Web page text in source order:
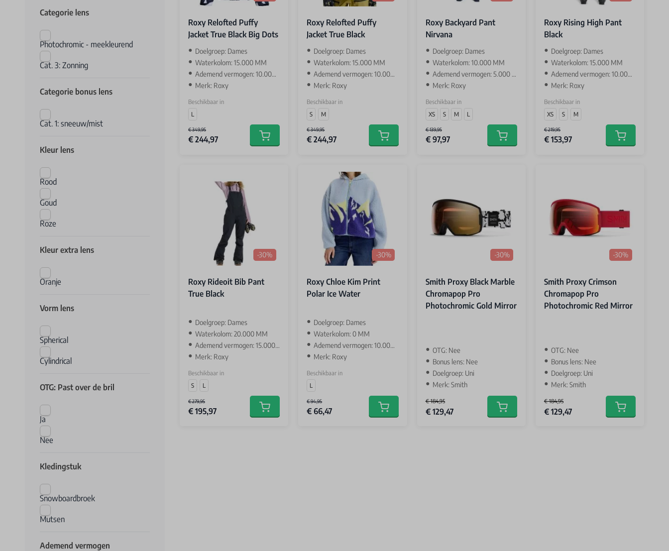
Categorie lens
Photochromic - meekleurend
Cat. 3: Zonning
Categorie bonus lens
Cat. 1: sneeuw/mist
Kleur lens
Rood
Goud
Roze
Kleur extra lens
Oranje
Vorm lens
Spherical
Cylindrical
OTG: Past over de bril
Ja
Nee
Kledingstuk
Snowboardbroek
Mutsen
Ademend vermogen
Roxy Relofted Puffy
Jacket True Black Big Dots
Doelgroep: Dames
Waterkolom: 15.000 MM
Ademend vermogen: 10.000 GR
Merk: Roxy
Beschikbaar in
L
€ 349,95
€ 244,97 Add to cart
Roxy Relofted Puffy
Jacket True Black
Doelgroep: Dames
Waterkolom: 15.000 MM
Ademend vermogen: 10.000 GR
Merk: Roxy
Beschikbaar in
S
M
€ 349,95
€ 244,97 Add to cart
Roxy Backyard Pant
Nirvana
Doelgroep: Dames
Waterkolom: 10.000 MM
Ademend vermogen: 5.000 GR
Merk: Roxy
Beschikbaar in
XS
S M L
€ 139,95
€ 97,97 Add to cart
Roxy Rising High Pant
Black
Doelgroep: Dames
Waterkolom: 15.000 MM
Ademend vermogen: 10.000 GR
Merk: Roxy
Beschikbaar in
XS
S M
€ 219,95
€ 153,97 Add to cart
-30%
Roxy Rideoit Bib Pant
True Black
Doelgroep: Dames
Waterkolom: 20.000 MM
Ademend vermogen: 15.000 GR
Merk: Roxy
Beschikbaar in
S
L
€ 279,95
€ 195,97 Add to cart
-30%
Roxy Chloe Kim Print
Polar Ice Water
Doelgroep: Dames
Waterkolom: 0 MM
Ademend vermogen: 10.000 GR
Merk: Roxy
Beschikbaar in
L
€ 94,95
€ 66,47 Add to cart
-30%
Smith Proxy Black Marble
Chromapop Pro
Photochromic Gold Mirror
OTG: Nee
Bonus lens: Nee
Doelgroep: Uni
Merk: Smith
€ 184,95
Special Price
€ 129,47 Add to cart
-30%
Smith Proxy Crimson
Chromapop Pro
Photochromic Red Mirror
OTG: Nee
Bonus lens: Nee
Doelgroep: Uni
Merk: Smith
€ 184,95
Special Price
€ 129,47 Add to cart